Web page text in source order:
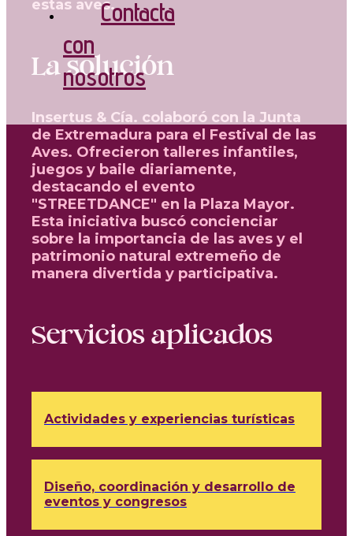
Contacta
con
nosotros
estas aves.
La solución
Insertus & Cía. colaboró con la Junta
de Extremadura para el Festival de las
Aves. Ofrecieron talleres infantiles,
juegos y baile diariamente,
destacando el evento
"STREETDANCE" en la Plaza Mayor.
Esta iniciativa buscó concienciar
sobre la importancia de las aves y el
patrimonio natural extremeño de
manera divertida y participativa.
Servicios aplicados
Actividades y experiencias turísticas
Diseño, coordinación y desarrollo de
eventos y congresos